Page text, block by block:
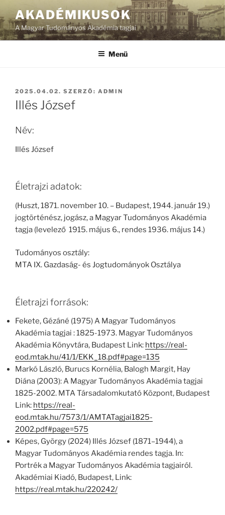
AKADÉMIKUSOK
A Magyar Tudományos Akadémia tagjai
Menü
BEKÜLDVE:
2025.04.02. SZERZŐ: ADMIN
Illés József
Név:
Illés József
Életrajzi adatok:
(Huszt, 1871. november 10. – Budapest, 1944. január 19.)
jogtörténész, jogász, a Magyar Tudományos Akadémia
tagja (levelező 1915. május 6., rendes 1936. május 14.)
Tudományos osztály:
MTA IX. Gazdaság- és Jogtudományok Osztálya
Életrajzi források:
Fekete, Gézáné (1975) A Magyar Tudományos
Akadémia tagjai : 1825-1973. Magyar Tudományos
Akadémia Könyvtára, Budapest Link: https://real-
eod.mtak.hu/41/1/EKK_18.pdf#page=135
Markó László, Burucs Kornélia, Balogh Margit, Hay
Diána (2003): A Magyar Tudományos Akadémia tagjai
1825-2002. MTA Társadalomkutató Központ, Budapest
Link: https://real-
eod.mtak.hu/7573/1/AMTATagjai1825-
2002.pdf#page=575
Képes, György (2024) Illés József (1871–1944), a
Magyar Tudományos Akadémia rendes tagja. In:
Portrék a Magyar Tudományos Akadémia tagjairól.
Akadémiai Kiadó, Budapest, Link:
https://real.mtak.hu/220242/